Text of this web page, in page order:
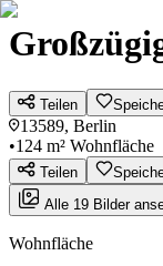
Teilen
13589, Berlin
•124 m² Wohnfläche
Teilen
Alle 19 Bilder
Wohnfläche